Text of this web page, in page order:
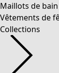
Maillots de
Vêtements de
Collections